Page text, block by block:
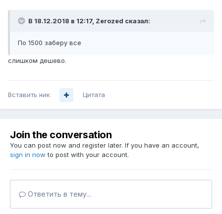
В 18.12.2018 в 12:17, Zerozed сказал:
По 1500 заберу все
слишком дешево.
Вставить ник Цитата
Join the conversation
You can post now and register later. If you have an account,
sign in now to post with your account.
Ответить в тему...